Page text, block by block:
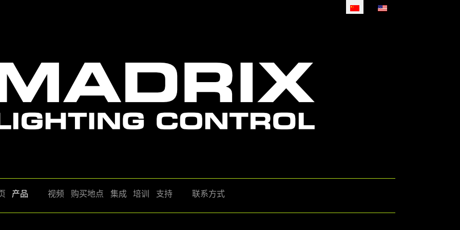
选择你的语音
产品 视频 购买地点 集成 培训 支持 联系方式